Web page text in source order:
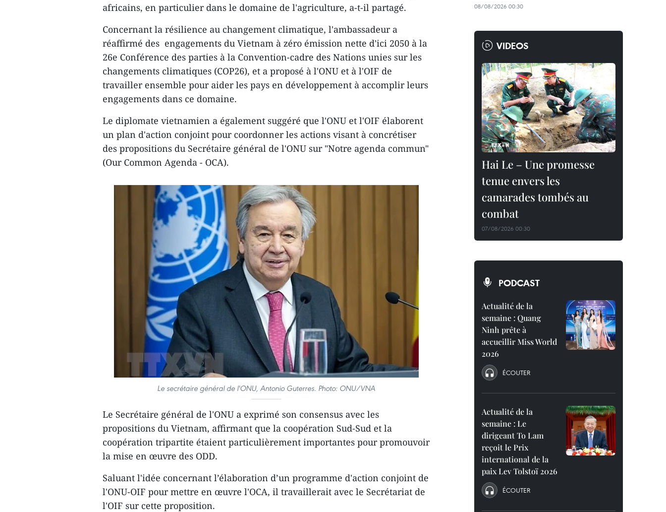
africains, en particulier dans le domaine de l'agriculture, a-t-il partagé.
Concernant la résilience au changement climatique, l'ambassadeur a
réaffirmé des engagements du Vietnam à zéro émission nette d'ici 2050 à la
26e Conférence des parties à la Convention-cadre des Nations unies sur les
changements climatiques (COP26), et a proposé à l'ONU et à l'OIF de
travailler ensemble pour aider les pays en développement à accomplir leurs
engagements dans ce domaine.
Le diplomate vietnamien a également suggéré que l'ONU et l'OIF élaborent
un plan d'action conjoint pour coordonner les actions visant à concrétiser
des propositions du Secrétaire général de l'ONU sur "Notre agenda commun"
(Our Common Agenda - OCA).
Le secrétaire général de l'ONU, Antonio Guterres. Photo: ONU/VNA
Le Secrétaire général de l'ONU a exprimé son consensus avec les
propositions du Vietnam, affirmant que la coopération Sud-Sud et la
coopération tripartite étaient particulièrement importantes pour promouvoir
la mise en œuvre des ODD.
Saluant l'idée concernant l’élaboration d’un programme d'action conjoint de
l'ONU-OIF pour mettre en œuvre l'OCA, il travaillerait avec le Secrétariat de
l'OIF sur cette proposition.
08/08/2026 00:30
VIDEOS
Hai Le – Une promesse
tenue envers les
camarades tombés au
combat
07/08/2026 00:30
PODCAST
Actualité de la
semaine : Quang
Ninh prête à
accueillir Miss World
2026
ÉCOUTER
Actualité de la
semaine : Le
dirigeant To Lam
reçoit le Prix
international de la
paix Lev Tolstoï 2026
ÉCOUTER